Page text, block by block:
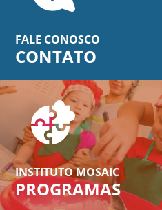
FALE CONOSCO
CONTATO
INSTITUTO MOSAIC
PROGRAMAS